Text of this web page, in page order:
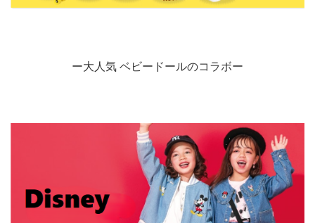
ー大人気 ベビードールのコラボー